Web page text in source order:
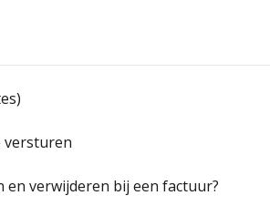
versturen
verwijderen bij een factuur?